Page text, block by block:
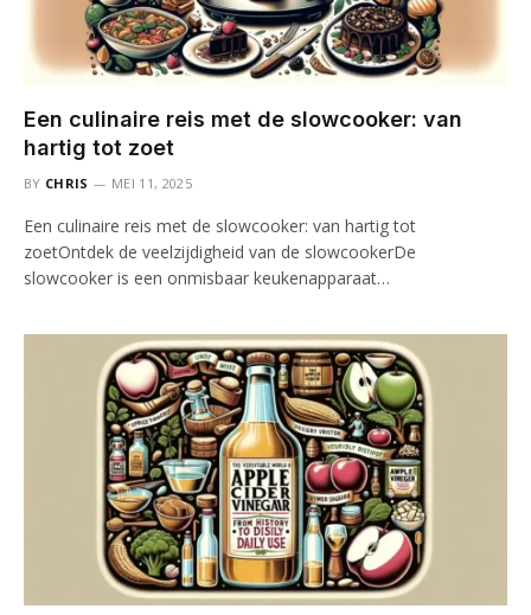
Een culinaire reis met de slowcooker: van
hartig tot zoet
BY CHRIS MEI 11, 2025
Een culinaire reis met de slowcooker: van hartig tot
zoetOntdek de veelzijdigheid van de slowcookerDe
slowcooker is een onmisbaar keukenapparaat…